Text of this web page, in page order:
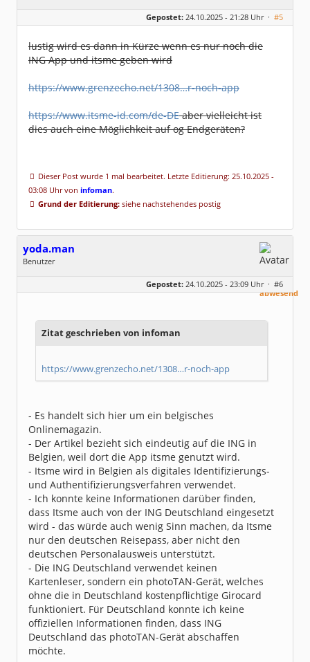
Geschlecht:
Dabei seit:
06 / 2008
Gepostet: 24.10.2025 - 21:28 Uhr · #5
lustig wird es dann in Kürze wenn es nur noch die
ING App und itsme geben wird
https://www.grenzecho.net/1308…r-noch-app
https://www.itsme-id.com/de-DEaber vielleicht ist
dies auch eine Möglichkeit auf og Endgeräten?
Dieser Post wurde 1 mal bearbeitet. Letzte Editierung: 25.10.2025 -
03:08 Uhr von infoman.
Grund der Editierung: siehe nachstehendes postig
yoda.man
Benutzer
aktuell
abwesend
Dabei seit:
10 / 2025
Gepostet: 24.10.2025 - 23:09 Uhr · #6
Zitat geschrieben von infoman
https://www.grenzecho.net/1308…r-noch-app
- Es handelt sich hier um ein belgisches
Onlinemagazin.
- Der Artikel bezieht sich eindeutig auf die ING in
Belgien, weil dort die App itsme genutzt wird.
- Itsme wird in Belgien als digitales Identifizierungs-
und Authentifizierungsverfahren verwendet.
- Ich konnte keine Informationen darüber finden,
dass Itsme auch von der ING Deutschland eingesetzt
wird - das würde auch wenig Sinn machen, da Itsme
nur den deutschen Reisepass, aber nicht den
deutschen Personalausweis unterstützt.
- Die ING Deutschland verwendet keinen
Kartenleser, sondern ein photoTAN-Gerät, welches
ohne die in Deutschland kostenpflichtige Girocard
funktioniert. Für Deutschland konnte ich keine
offiziellen Informationen finden, dass ING
Deutschland das photoTAN-Gerät abschaffen
möchte.